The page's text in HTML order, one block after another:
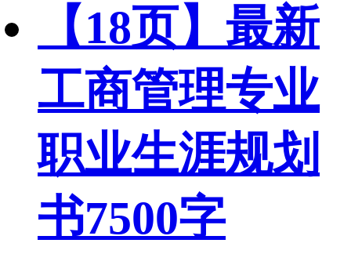
【18页】最新
工商管理专业
职业生涯规划
书7500字